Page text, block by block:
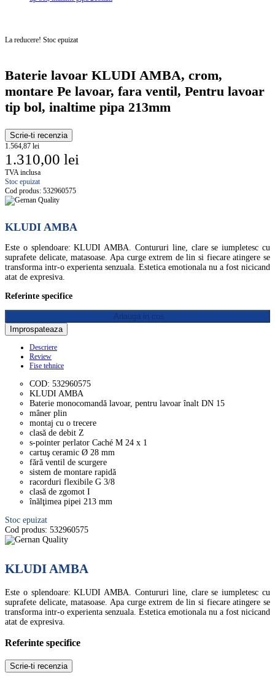
La reducere! Stoc epuizat
Baterie lavoar KLUDI AMBA, crom,
montare Pe lavoar, fara ventil, Pentru lavoar
tip bol, inaltime pipa 213mm
Scrie-ti recenzia
1.564,87 lei
1.310,00 lei
TVA inclusa
Stoc epuizat
Cod produs: 532960575
KLUDI AMBA
Este o splendoare: KLUDI AMBA. Contururi line, clare se iumpletesc cu
suprafete delicate, matasoase. Apa curge extrem de lin si fiecare atingere se
transforma intr-o experienta senzuala. Estetica emotionala nu a fost nicicand
atat de expresiva.
Referinte specifice
Adauga in cos
Descriere
Review
Fise tehnice
COD: 532960575
KLUDI AMBA
Baterie monocomandă lavoar, pentru lavoar înalt DN 15
mâner plin
montaj cu o trecere
clasă de debit Z
s-pointer perlator Caché M 24 x 1
cartuş ceramic Ø 28 mm
fără ventil de scurgere
sistem de montare rapidă
racorduri flexibile G 3/8
clasă de zgomot I
înălţimea pipei 213 mm
Stoc epuizat
Cod produs: 532960575
KLUDI AMBA
Este o splendoare: KLUDI AMBA. Contururi line, clare se iumpletesc cu
suprafete delicate, matasoase. Apa curge extrem de lin si fiecare atingere se
transforma intr-o experienta senzuala. Estetica emotionala nu a fost nicicand
atat de expresiva.
Referinte specifice
Scrie-ti recenzia